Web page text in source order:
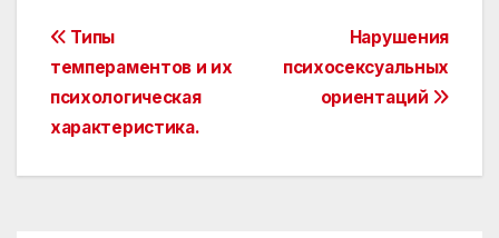
Post
navigation
Нарушения
психосексуальных
ориентаций
Типы
темпераментов и их
психологическая
характеристика.